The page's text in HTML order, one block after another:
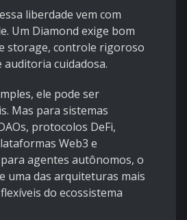
liberdade vem com
Um Diamond exige bom
storage, controle rigoroso
auditoria cuidadosa.
ele pode ser
Mas para sistemas
protocolos DeFi,
Web3 e
agentes autônomos, o
uma das arquiteturas mais
do ecossistema